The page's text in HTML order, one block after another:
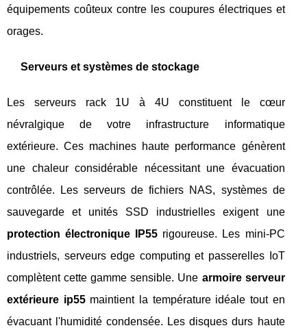
équipements coûteux contre les coupures électriques et
orages.
Serveurs et systèmes de stockage
Les serveurs rack 1U à 4U constituent le cœur
névralgique de votre infrastructure informatique
extérieure. Ces machines haute performance génèrent
une chaleur considérable nécessitant une évacuation
contrôlée. Les serveurs de fichiers NAS, systèmes de
sauvegarde et unités SSD industrielles exigent une
protection électronique IP55 rigoureuse. Les mini-PC
industriels, serveurs edge computing et passerelles IoT
complètent cette gamme sensible. Une armoire serveur
extérieure ip55maintient la température idéale tout en
évacuant l'humidité condensée. Les disques durs haute